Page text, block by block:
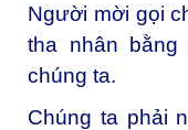
Người mời gọi
tha nhân
chúng ta.
Chúng ta phải